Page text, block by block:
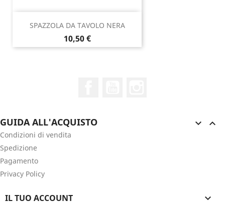
SPAZZOLA DA TAVOLO NERA
Prezzo
10,50 €
GUIDA ALL'ACQUISTO  
Condizioni di vendita
Spedizione
Pagamento
Privacy Policy
IL TUO ACCOUNT 